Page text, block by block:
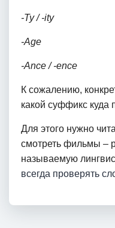
-Ty / -ity
-Age
-Ance / -ence
К сожалению,
какой суффикс куда
Для этого нужно
смотреть фильмы –
называемую
всегда проверять